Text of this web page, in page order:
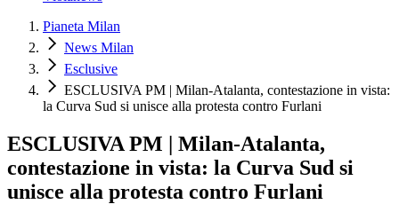
Pianeta Milan
News Milan
Esclusive
ESCLUSIVA PM | Milan-Atalanta, contestazione in vista:
la Curva Sud si unisce alla protesta contro Furlani
ESCLUSIVA PM | Milan-Atalanta,
contestazione in vista: la Curva Sud si
unisce alla protesta contro Furlani